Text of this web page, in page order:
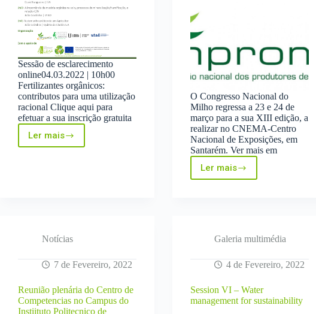
Sessão de esclarecimento
online04.03.2022 | 10h00
Fertilizantes orgânicos:
contributos para uma utilização
racional Clique aqui para
efetuar a sua inscrição gratuita
Ler maisFertilização
orgânica
O Congresso Nacional do
Milho regressa a 23 e 24 de
março para a sua XIII edição, a
realizar no CNEMA-Centro
Nacional de Exposições, em
Santarém. Ver mais em
Ler maisANPROMIS
organiza
a
e
24
março
em
Notícias
7 de Fevereiro, 2022
Reunião plenária do Centro de
Competencias no Campus do
Instiituto Politecnico de
Galeria multimédia
4 de Fevereiro, 2022
Session VI – Water
management for sustainability